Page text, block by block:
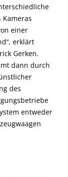
einer
erklärt
Gerken.
dann durch
des
entweder